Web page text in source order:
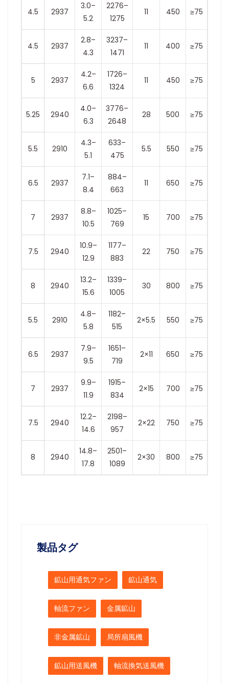
4.5 2937
3.0–
5.2
2276–
1275
11 450 ≥75
4.5 2937
2.8–
4.3
3237–
1471
11 400 ≥75
5 2937
4.2–
6.6
1726–
1324
11 450 ≥75
5.25 2940
4.0–
6.3
3776–
2648
28 500 ≥75
5.5 2910
4.3–
5.1
633–
475
5.5 550 ≥75
6.5 2937
7.1–
8.4
884–
663
11 650 ≥75
7 2937
8.8–
10.5
1025–
769
15 700 ≥75
7.5 2940
10.9–
12.9
1177–
883
22 750 ≥75
8 2940
13.2–
15.6
1339–
1005
30 800 ≥75
5.5 2910
4.8–
5.8
1182–
515
2×5.5 550 ≥75
6.5 2937
7.9–
9.5
1651–
719
2×11 650 ≥75
7 2937
9.9–
11.9
1915–
834
2×15 700 ≥75
7.5 2940
12.2–
14.6
2198–
957
2×22 750 ≥75
8 2940
14.8–
17.8
2501–
1089
2×30 800 ≥75
製品タグ
鉱山用通気ファン 鉱山通気
軸流ファン 金属鉱山
非金属鉱山 局所扇風機
鉱山用送風機 軸流換気送風機